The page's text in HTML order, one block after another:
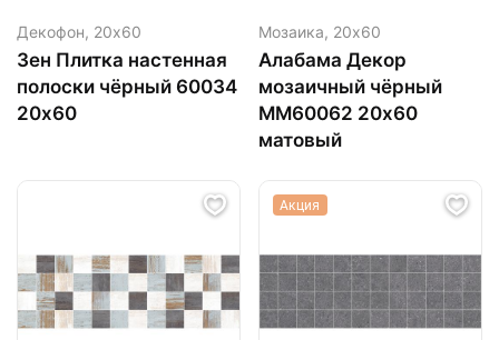
Декофон, 20х60
Зен Плитка настенная
полоски чёрный 60034
20х60
Мозаика, 20х60
Алабама Декор
мозаичный чёрный
ММ60062 20х60
матовый
Акция